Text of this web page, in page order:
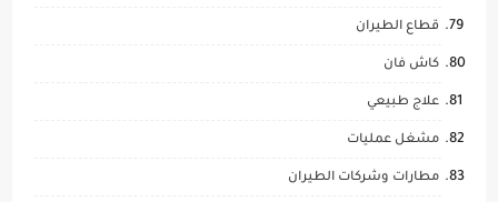
قطاع الطيران
كاش فان
علاج طبيعي
مشغل عمليات
مطارات وشركات الطيران